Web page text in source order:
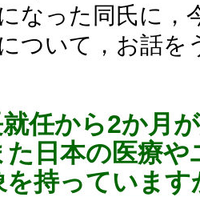
なった同氏に，
ついて，お話を
任から2か月
た日本の医療
を持っています